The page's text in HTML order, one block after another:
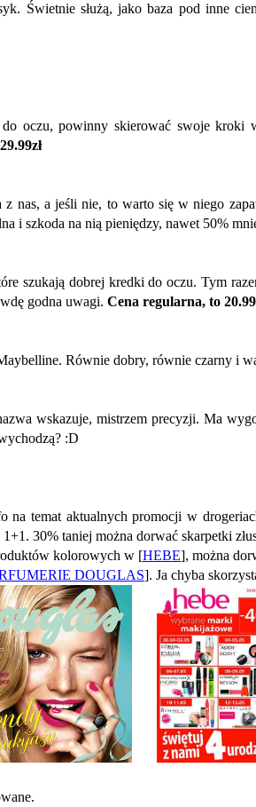
Świetnie służą, jako baza pod inne
oczu, powinny skierować swoje kroki
nas, a jeśli nie, to warto się w niego
i szkoda na nią pieniędzy, nawet 50%
szukają dobrej kredki do oczu. Tym
godna uwagi. Cena regularna, to
Równie dobry, równie czarny i
wskazuje, mistrzem precyzji. Ma
:D
na temat aktualnych promocji w
30% taniej można dorwać skarpetki
kolorowych w [HEBE], można
DOUGLAS]. Ja chyba